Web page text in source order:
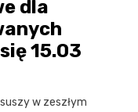
dla
15.03
w zeszłym